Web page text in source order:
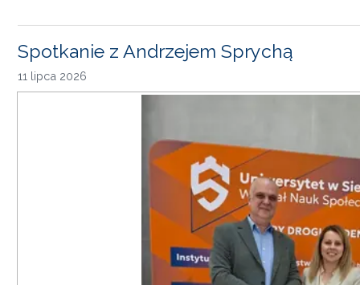
Spotkanie z Andrzejem Sprychą
11 lipca 2026